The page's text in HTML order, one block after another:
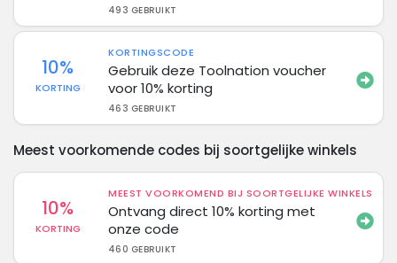
493 GEBRUIKT
10%
KORTING
KORTINGSCODE
Gebruik deze Toolnation voucher
voor 10% korting
463 GEBRUIKT
Meest voorkomende codes bij soortgelijke winkels
10%
KORTING
MEEST VOORKOMEND BIJ SOORTGELIJKE WINKELS
Ontvang direct 10% korting met
onze code
460 GEBRUIKT